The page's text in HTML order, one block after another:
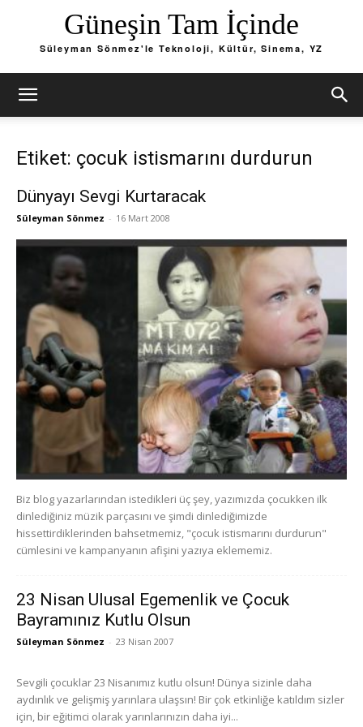
Güneşin Tam İçinde
Süleyman Sönmez'le Teknoloji, Kültür, Sinema, YZ
Etiket: çocuk istismarını durdurun
Dünyayı Sevgi Kurtaracak
Süleyman Sönmez - 16 Mart 2008
Biz blog yazarlarından istedikleri üç şey, yazımızda çocukken ilk
dinlediğiniz müzik parçasını ve şimdi dinlediğimizde
hissettirdiklerinden bahsetmemiz, "çocuk istismarını durdurun"
cümlesini ve kampanyanın afişini yazıya eklememiz.
23 Nisan Ulusal Egemenlik ve Çocuk
Bayramınız Kutlu Olsun
Süleyman Sönmez - 23 Nisan 2007
Sevgili çocuklar 23 Nisanımız kutlu olsun! Dünya sizinle daha
aydınlık ve gelişmiş yarınlara ulaşsın! Bir çok etkinliğe katıldım sizler
için, bir eğitimci olarak yarınlarınızın daha iyi...